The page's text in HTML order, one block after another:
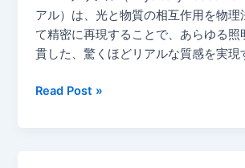
ト
（Kitty
Hawk
に
アル）は、光と物質の相互作用を物理
て精密に再現することで、あらゆる照
貫した、驚くほどリアルな質感を実現
PBR
Read Post »